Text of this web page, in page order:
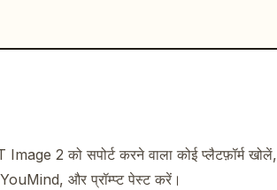
Image 2 को सपोर्ट करने वाला कोई प्लैटफ़ॉर्म खोलें,
और प्रॉम्प्ट पेस्ट करें।